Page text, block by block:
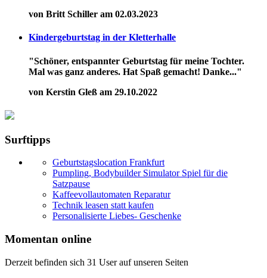
von Britt Schiller am 02.03.2023
Kindergeburtstag in der Kletterhalle
"Schöner, entspannter Geburtstag für meine Tochter.
Mal was ganz anderes. Hat Spaß gemacht! Danke..."
von Kerstin Gleß am 29.10.2022
Surftipps
Geburtstagslocation Frankfurt
Pumpling, Bodybuilder Simulator Spiel für die
Satzpause
Kaffeevollautomaten Reparatur
Technik leasen statt kaufen
Personalisierte Liebes- Geschenke
Momentan online
Derzeit befinden sich 31 User auf unseren Seiten